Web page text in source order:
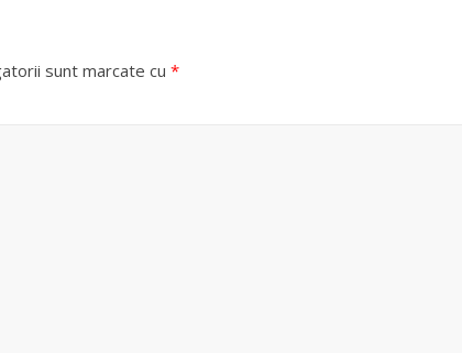
sunt marcate cu *